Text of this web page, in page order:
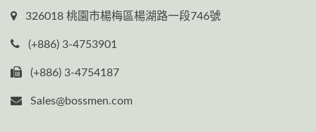
326018 桃園市楊梅區楊湖路一段746號
(+886) 3-4753901
(+886) 3-4754187
Sales@bossmen.com